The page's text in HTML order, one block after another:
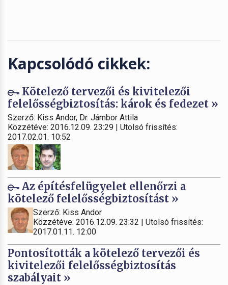
Kapcsolódó cikkek:
Kötelező tervezői és kivitelezői
felelősségbiztosítás: károk és fedezet »
Szerző: Kiss Andor, Dr. Jámbor Attila
Közzétéve: 2016.12.09. 23:29 | Utolsó frissítés:
2017.02.01. 10:52
Az építésfelügyelet ellenőrzi a
kötelező felelősségbiztosítást »
Szerző: Kiss Andor
Közzétéve: 2016.12.09. 23:32 | Utolsó frissítés:
2017.01.11. 12:00
Pontosították a kötelező tervezői és
kivitelezői felelősségbiztosítás
szabályait »